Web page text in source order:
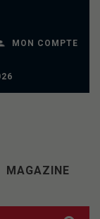
MON COMPTE
MAGAZINE